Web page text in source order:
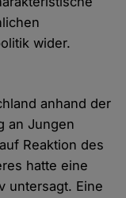
wider.
anhand der
an Jungen
Reaktion des
hatte eine
untersagt. Eine